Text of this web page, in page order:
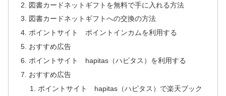
図書カードネットギフトを無料で手に入れる方法
図書カードネットギフトへの交換の方法
ポイントサイト ポイントインカムを利用する
おすすめ広告
ポイントサイト hapitas（ハピタス）を利用する
おすすめ広告
ポイントサイト hapitas（ハピタス）で楽天ブック